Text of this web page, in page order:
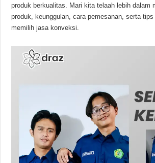
produk berkualitas. Mari kita telaah lebih dalam
produk, keunggulan, cara pemesanan, serta
memilih jasa konveksi.